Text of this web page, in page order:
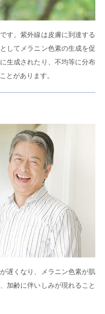
す。紫外線は皮膚に到達する
してメラニン色素の生成を促
生成されたり、不均等に分布
とがあります。
遅くなり、メラニン色素が肌
加齢に伴いしみが現れること